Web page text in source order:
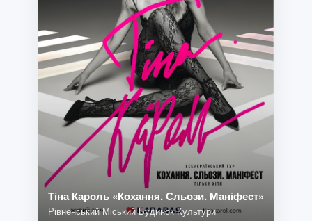
Тіна Кароль «Кохання. Сльози. Маніфест»
Рівненський Міський Будинок Культури